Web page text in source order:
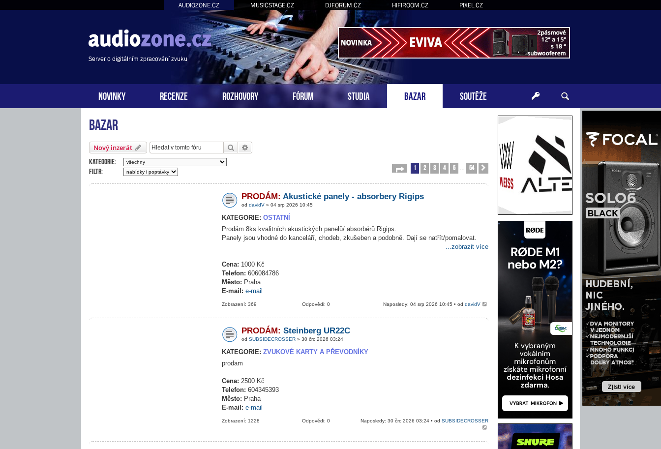
AUDIOZONE.CZ MUSICSTAGE.CZ DJFORUM.CZ HIFIROOM.CZ PIXEL.CZ
Server o digitálním zpracování zvuku
NOVINKY RECENZE ROZHOVORY FÓRUM STUDIA BAZAR SOUTĚŽE
Bazar
Nový inzerát Hledat
Kategorie:
Filtr:
Stránka 1z 54
1 2 3 4 5 54
PRODÁM: Akustické panely - absorbery Rigips
od davidV » 04 srp 2026 10:45
KATEGORIE: OSTATNÍ
Prodám 8ks kvalitních akustických panelů/ absorbérů Rigips.
Panely jsou vhodné do kanceláří, chodeb, zkušeben a podobně. Dají se natřít/pomalovat.
...zobrazit více
Cena: 1000 Kč
Telefon: 606084786
Město: Praha
E-mail: e-mail
Naposledy: 04 srp 2026 10:45 • oddavidV
Odpovědi: 0
Zobrazení: 369
PRODÁM: Steinberg UR22C
od SUBSIDECROSSER » 30 črc 2026 03:24
KATEGORIE: ZVUKOVÉ KARTY A PŘEVODNÍKY
prodam
Cena: 2500 Kč
Telefon: 604345393
Město: Praha
E-mail: e-mail
Naposledy: 30 črc 2026 03:24 • od SUBSIDECROSSER
Odpovědi: 0
Zobrazení: 1228